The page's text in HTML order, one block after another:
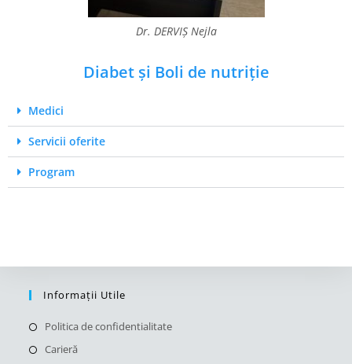
Dr. DERVIȘ Nejla
Diabet și Boli de nutriție
Medici
Servicii oferite
Program
Informații Utile
Politica de confidentialitate
Carieră